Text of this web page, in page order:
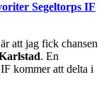
Segeltorps IF
är att jag fick chansen
. En
kommer att delta i